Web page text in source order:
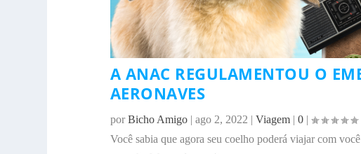
A ANAC REGULAMENTOU O
AERONAVES
porBicho Amigo| ago 2, 2022 | Viagem| 0 |
Você sabia que agora seu coelho poderá viajar com